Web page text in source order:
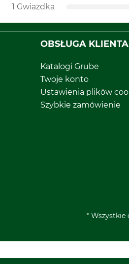
1 Gwiazdka
OBSŁUGA KLIENTA
Katalogi Grube
Twoje konto
Ustawienia plików
Szybkie zamówienie
* Wszystkie